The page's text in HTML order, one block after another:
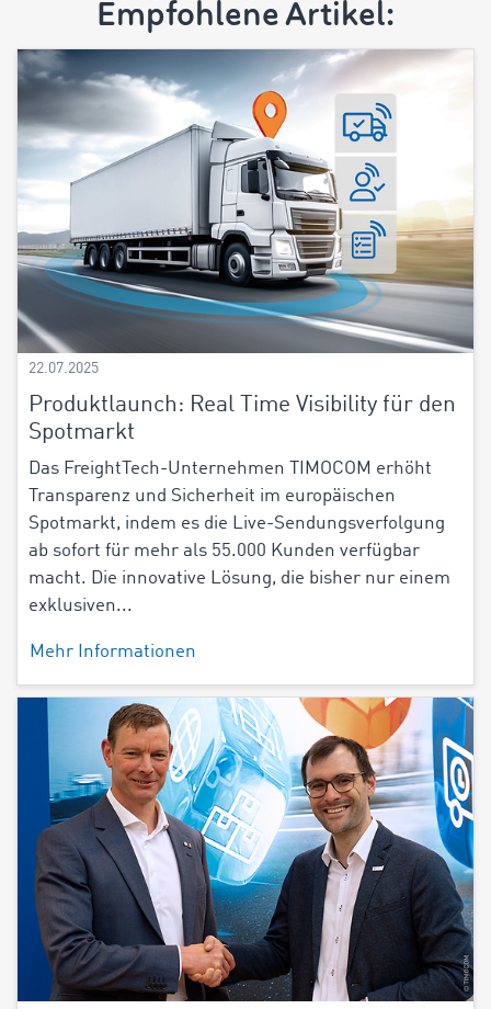
Empfohlene Artikel:
22.07.2025
Produktlaunch: Real Time Visibility für den
Spotmarkt
Das FreightTech-Unternehmen TIMOCOM erhöht
Transparenz und Sicherheit im europäischen
Spotmarkt, indem es die Live-Sendungsverfolgung
ab sofort für mehr als 55.000 Kunden verfügbar
macht. Die innovative Lösung, die bisher nur einem
exklusiven...
Mehr Informationen